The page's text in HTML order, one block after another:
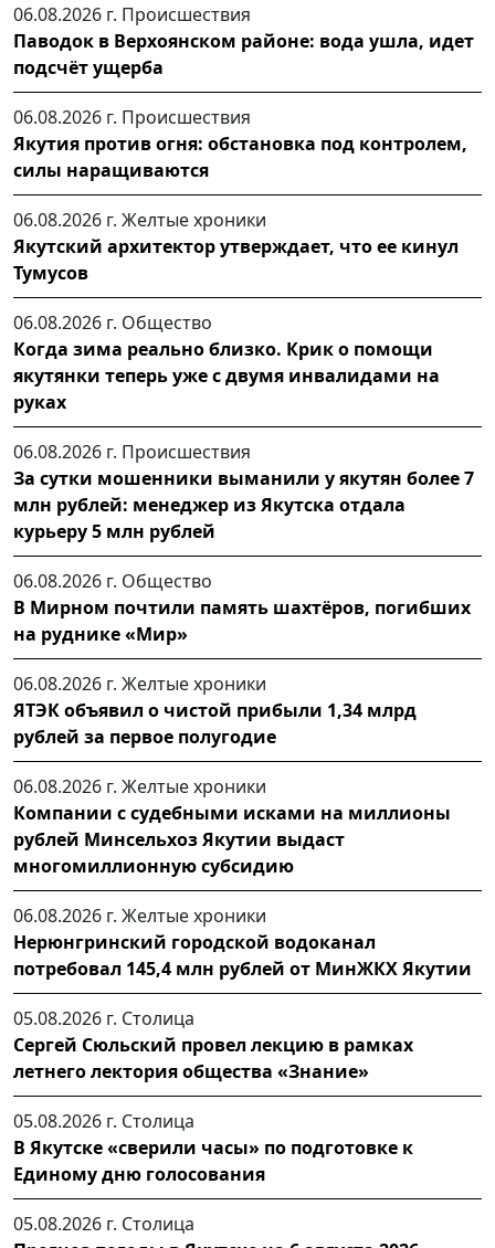
06.08.2026 г. Происшествия
Паводок в Верхоянском районе: вода ушла, идет
подсчёт ущерба
06.08.2026 г. Происшествия
Якутия против огня: обстановка под контролем,
силы наращиваются
06.08.2026 г. Желтые хроники
Якутский архитектор утверждает, что ее кинул
Тумусов
06.08.2026 г. Общество
Когда зима реально близко. Крик о помощи
якутянки теперь уже с двумя инвалидами на
руках
06.08.2026 г. Происшествия
За сутки мошенники выманили у якутян более 7
млн рублей: менеджер из Якутска отдала
курьеру 5 млн рублей
06.08.2026 г. Общество
В Мирном почтили память шахтёров, погибших
на руднике «Мир»
06.08.2026 г. Желтые хроники
ЯТЭК объявил о чистой прибыли 1,34 млрд
рублей за первое полугодие
06.08.2026 г. Желтые хроники
Компании с судебными исками на миллионы
рублей Минсельхоз Якутии выдаст
многомиллионную субсидию
06.08.2026 г. Желтые хроники
Нерюнгринский городской водоканал
потребовал 145,4 млн рублей от МинЖКХ Якутии
05.08.2026 г. Столица
Сергей Сюльский провел лекцию в рамках
летнего лектория общества «Знание»
05.08.2026 г. Столица
В Якутске «сверили часы» по подготовке к
Единому дню голосования
05.08.2026 г. Столица